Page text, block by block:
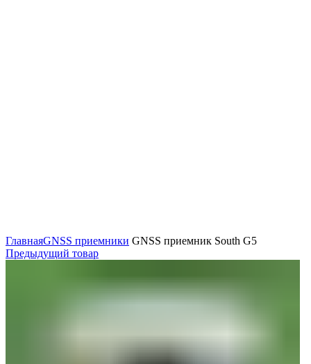
ГлавнаяGNSS приемники GNSS приемник South G5
Предыдущий товар